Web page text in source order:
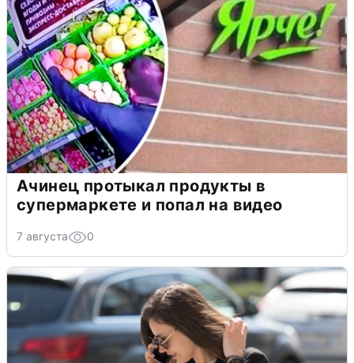
Ачинец протыкал продукты в
супермаркете и попал на видео
7 августа 0